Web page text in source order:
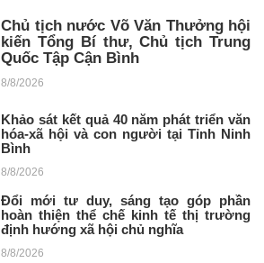
Chủ tịch nước Võ Văn Thưởng hội
kiến Tổng Bí thư, Chủ tịch Trung
Quốc Tập Cận Bình
8/8/2026
Khảo sát kết quả 40 năm phát triển văn
hóa-xã hội và con người tại Tỉnh Ninh
Bình
8/8/2026
Đổi mới tư duy, sáng tạo góp phần
hoàn thiện thể chế kinh tế thị trường
định hướng xã hội chủ nghĩa
8/8/2026